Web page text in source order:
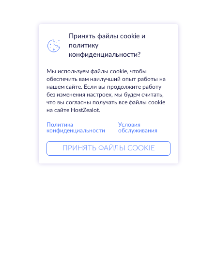
Принять файлы cookie и
политику
конфиденциальности?
Мы используем файлы cookie, чтобы
обеспечить вам наилучший опыт работы на
нашем сайте. Если вы продолжите работу
без изменения настроек, мы будем считать,
что вы согласны получать все файлы cookie
на сайте HostZealot.
Политика
конфиденциальности
Условия
обслуживания
ПРИНЯТЬ ФАЙЛЫ COOKIE